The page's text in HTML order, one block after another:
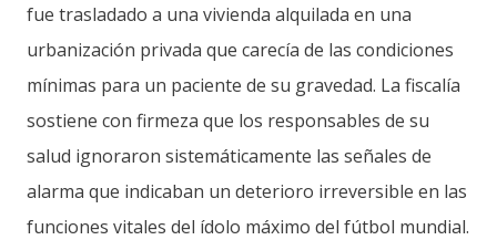
fue trasladado a una vivienda alquilada en una
urbanización privada que carecía de las condiciones
mínimas para un paciente de su gravedad. La fiscalía
sostiene con firmeza que los responsables de su
salud ignoraron sistemáticamente las señales de
alarma que indicaban un deterioro irreversible en las
funciones vitales del ídolo máximo del fútbol mundial.